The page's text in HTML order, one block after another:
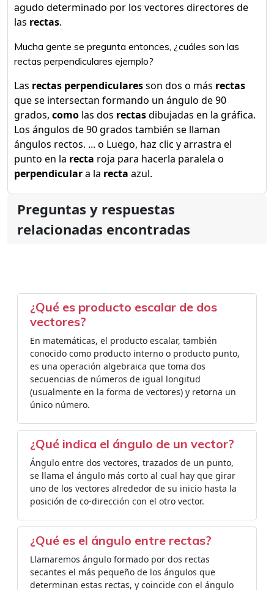
agudo determinado por los vectores directores de
las rectas.
Mucha gente se pregunta entonces, ¿cuáles son las
rectas perpendiculares ejemplo?
Las rectas perpendicularesson dos o más rectas
que se intersectan formando un ángulo de 90
grados, como las dos rectasdibujadas en la gráfica.
Los ángulos de 90 grados también se llaman
ángulos rectos. ... o Luego, haz clic y arrastra el
punto en la recta roja para hacerla paralela o
perpendiculara la recta azul.
Preguntas y respuestas
relacionadas encontradas
¿Qué es producto escalar de dos
vectores?
En matemáticas, el producto escalar,​​​​ también
conocido como producto interno o producto punto,
es una operación algebraica que toma dos
secuencias de números de igual longitud
(usualmente en la forma de vectores) y retorna un
único número.
¿Qué indica el ángulo de un vector?
Ángulo entre dos vectores, trazados de un punto,
se llama el ángulo más corto al cual hay que girar
uno de los vectores alrededor de su inicio hasta la
posición de co-dirección con el otro vector.
¿Qué es el ángulo entre rectas?
Llamaremos ángulo formado por dos rectas
secantes el más pequeño de los ángulos que
determinan estas rectas, y coincide con el ángulo